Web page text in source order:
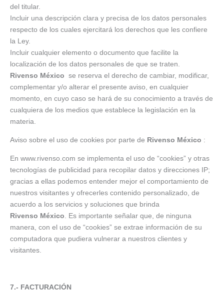
del titular.
Incluir una descripción clara y precisa de los datos personales
respecto de los cuales ejercitará los derechos que les confiere
la Ley.
Incluir cualquier elemento o documento que facilite la
localización de los datos personales de que se traten.
Rivenso México se reserva el derecho de cambiar, modificar,
complementar y/o alterar el presente aviso, en cualquier
momento, en cuyo caso se hará de su conocimiento a través de
cualquiera de los medios que establece la legislación en la
materia.
Aviso sobre el uso de cookies por parte de Rivenso México :
En www.rivenso.com se implementa el uso de “cookies” y otras
tecnologías de publicidad para recopilar datos y direcciones IP;
gracias a ellas podemos entender mejor el comportamiento de
nuestros visitantes y ofrecerles contenido personalizado, de
acuerdo a los servicios y soluciones que brinda
Rivenso México. Es importante señalar que, de ninguna
manera, con el uso de “cookies” se extrae información de su
computadora que pudiera vulnerar a nuestros clientes y
visitantes.
7.- FACTURACIÓN